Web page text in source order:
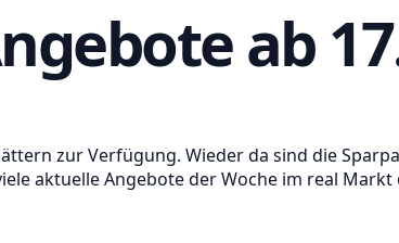
ab
zur Verfügung. Wieder da sind die
aktuelle Angebote der Woche im real